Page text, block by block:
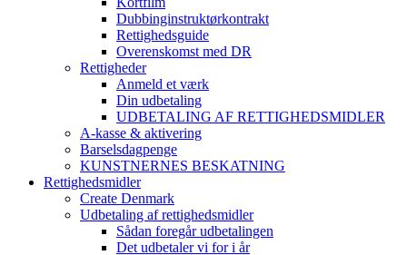
Dubbinginstruktørkontrakt
Rettighedsguide
Overenskomst med DR
Rettigheder
Anmeld et værk
Din udbetaling
UDBETALING AF RETTIGHEDSMIDLER
A-kasse & aktivering
Barselsdagpenge
KUNSTNERNES BESKATNING
Rettighedsmidler
Create Denmark
Udbetaling af rettighedsmidler
Sådan foregår udbetalingen
Det udbetaler vi for i år